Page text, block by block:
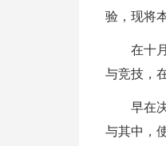
验，现将
在十
与竞技，
早在
与其中，